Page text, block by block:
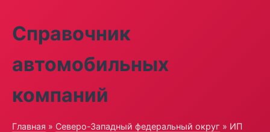
Справочник
автомобильных
компаний
Главная » Северо-Западный федеральный округ » ИП